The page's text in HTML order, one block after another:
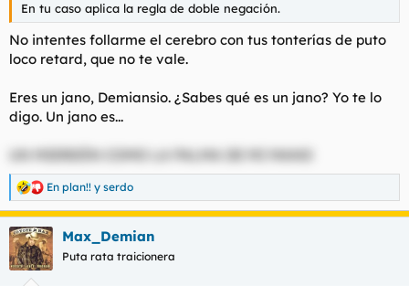
En tu caso aplica la regla de doble negación.
No intentes follarme el cerebro con tus tonterías de puto
loco retard, que no te vale.
Eres un jano, Demiansio. ¿Sabes qué es un jano? Yo te lo
digo. Un jano es...
UN MIERDÓN COMO LA PALMA DE MI MANO
R
e
a
c
c
i
En plan!! y serdo
Max_Demian
Puta rata traicionera